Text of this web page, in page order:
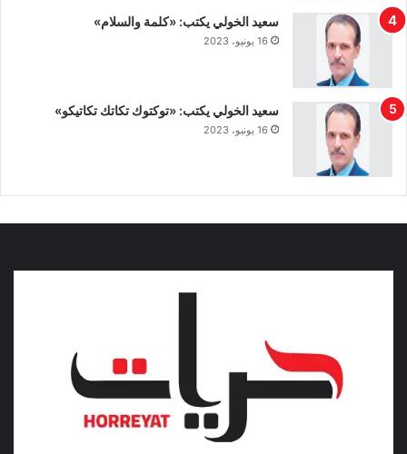
سعيد الخولي يكتب: «كلمة والسلام»
16 يونيو، 2023
سعيد الخولي يكتب: «توكتوك تكاتك تكاتيكو»
16 يونيو، 2023